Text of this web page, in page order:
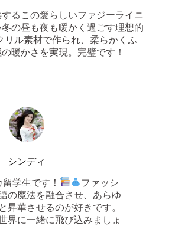
るこの愛らしいファジーライニ
の昼も夜も暖かく過ごす理想的
リル素材で作られ、柔らかくふ
暖かさを実現。完璧です！
シンディ
学生です！
ファッシ
の魔法を融合させ、あらゆ
昇華させるのが好きです。
界に一緒に飛び込みましょ